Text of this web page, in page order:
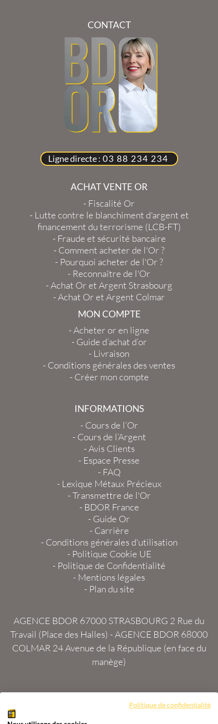
CONTACT
Ligne directe : 03 88 234 234
ACHAT VENTE OR
- Fiscalité Or
- Lutte contre le blanchiment d'argent et
financement du terrorisme (LCB-FT)
- Fraude et sécurité bancaire
- Comment acheter de l'Or ?
- Pourquoi acheter de l'Or ?
- Reconnaître de l'Or
-Achat Or et Argent Strasbourg
-Achat Or et Argent Colmar
MON COMPTE
-Acheter or en ligne
- Guide d’achat d’or
- Livraison
- Conditions générales des ventes
- Créer mon compte
INFORMATIONS
- Cours de l’Or
- Cours de l’Argent
-Avis Clients
- Espace Presse
- FAQ
- Lexique Métaux Précieux
-Transmettre de l'Or
- BDOR France
- Guide Or
- Carrière
- Conditions générales d'utilisation
- Politique Cookie UE
- Politique de Confidentialité
- Mentions légales
- Plan du site
AGENCE BDOR 67000 STRASBOURG 2 Rue du
Travail (Place des Halles) -AGENCE BDOR 68000
COLMAR24 Avenue de la République (en face du
manège)
Politique de confidentialité